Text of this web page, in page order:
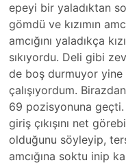
epeyi bir yaladıktan
gömdü ve kızımın
amcığını yaladıkça
sıkıyordu. Deli gibi
de boş durmuyor yine
çalışıyordum.
69 pozisyonuna geçti.
giriş çıkışını net
olduğunu söyleyip,
amcığına soktu inip